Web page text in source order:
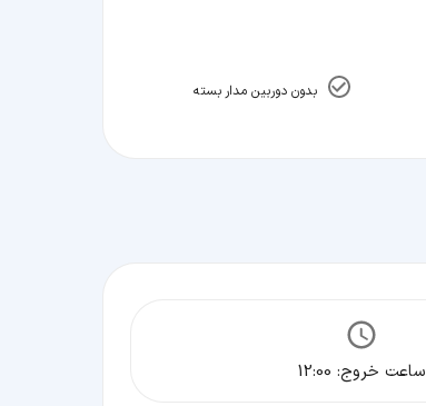
بدون دوربین مدار بسته
ساعت خروج: 12:00